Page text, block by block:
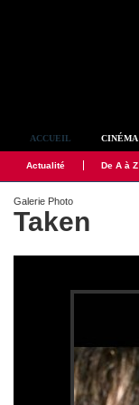
ACCUEIL CINÉMA
Actualité De A à Z
Galerie Photo
Taken